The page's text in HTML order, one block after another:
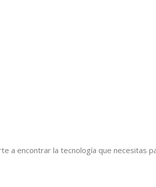
a encontrar la tecnología que necesitas